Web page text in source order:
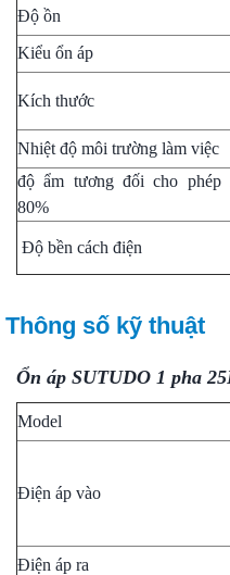
Độ ồn
Kiểu ổn áp
Kích thước
Nhiệt độ môi trường làm việc
độ ẩm tương đối cho phép
80%
Độ bền cách điện
Thông số kỹ thuật
Ổn áp SUTUDO 1 pha
Model
Điện áp vào
Điện áp ra